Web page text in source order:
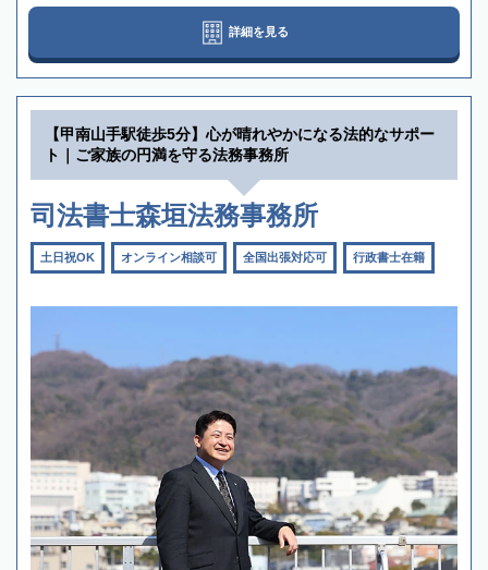
詳細を見る
【甲南山手駅徒歩5分】心が晴れやかになる法的なサポー
ト｜ご家族の円満を守る法務事務所
司法書士森垣法務事務所
土日祝OK オンライン相談可 全国出張対応可 行政書士在籍